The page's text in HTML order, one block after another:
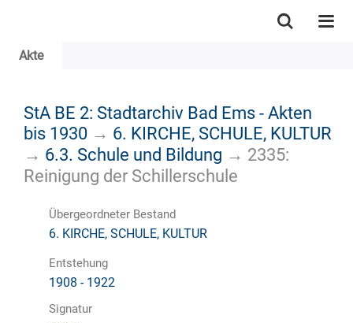
Akte
StA BE 2: Stadtarchiv Bad Ems - Akten
bis 1930 → 6. KIRCHE, SCHULE, KULTUR
→ 6.3. Schule und Bildung → 2335:
Reinigung der Schillerschule
Übergeordneter Bestand
6. KIRCHE, SCHULE, KULTUR
Entstehung
1908 - 1922
Signatur